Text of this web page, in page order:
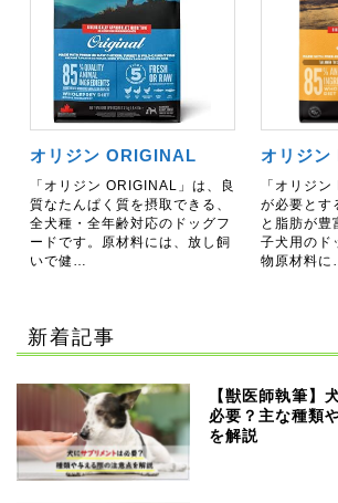
オリジン ORIGINAL
「オリジン ORIGINAL」は、良
質なたんぱく質を摂取できる、
全犬種・全年齢対応のドッグフ
ードです。原材料には、放し飼
いで健…
オリジン
「オリジ
が必要とす
と脂肪が豊
子犬用のド
物原材料
新着記事
【獣医師執筆】
必要？主な種類
を解説